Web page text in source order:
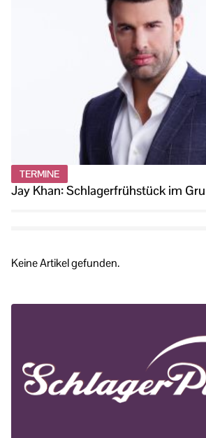
TERMINE
Jay Khan: Schlagerfrühstück im
Keine Artikel gefunden.